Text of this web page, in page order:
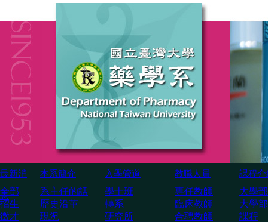
最新消
息
本系簡介 入學管道 教職人員 課程介
全部
招生
徵才
系主任的話
歷史沿革
現況
學士班
轉系
研究所
専任教師
臨床教師
合聘教師
大學部
大學
課程